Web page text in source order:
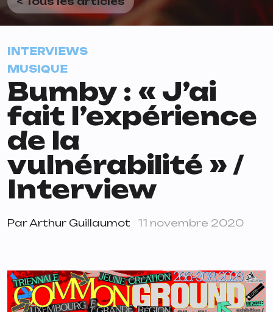
INTERVIEWS
MUSIQUE
Bumby : « J’ai
fait l’expérience
de la
vulnérabilité » /
Interview
ParArthur Guillaumot 11 novembre 2020